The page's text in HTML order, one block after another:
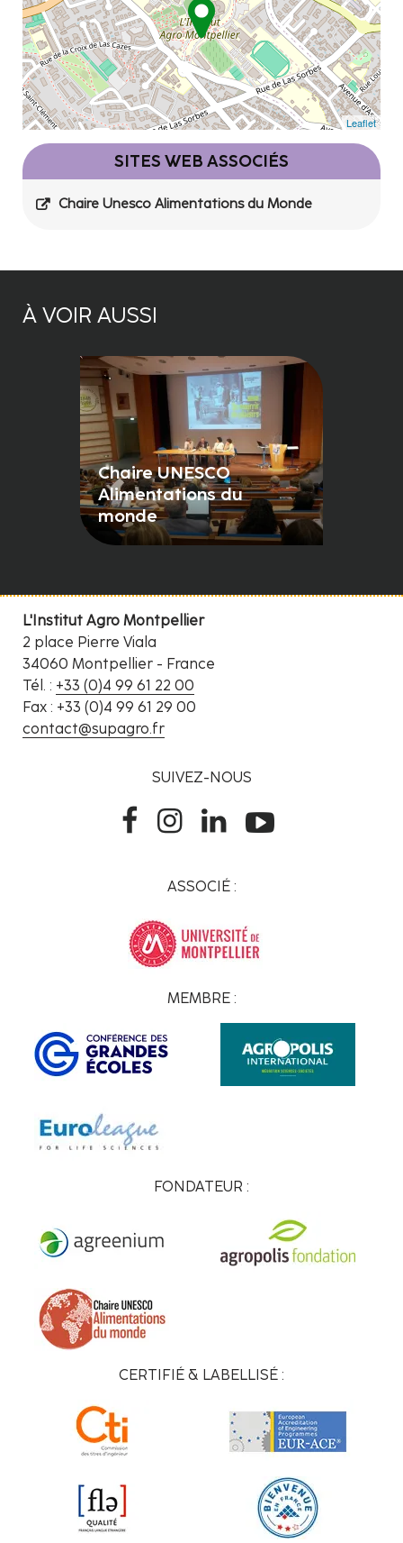
Leaflet
SITES WEB ASSOCIÉS
Chaire Unesco Alimentations du Monde
À VOIR AUSSI
Chaire UNESCO
Alimentations du
monde
L'Institut Agro Montpellier
2 place Pierre Viala
34060 Montpellier - France
Tél. : +33 (0)4 99 61 22 00
Fax : +33 (0)4 99 61 29 00
contact@supagro.fr
SUIVEZ-NOUS
ASSOCIÉ :
MEMBRE :
FONDATEUR :
CERTIFIÉ & LABELLISÉ :